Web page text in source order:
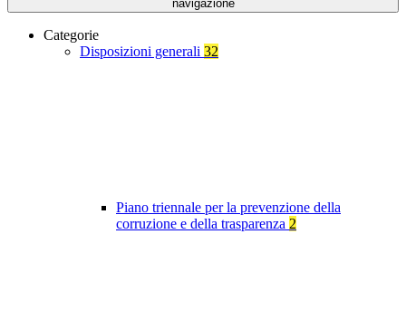
navigazione
Categorie
Disposizioni generali 32
Piano triennale per la prevenzione della
corruzione e della trasparenza 2